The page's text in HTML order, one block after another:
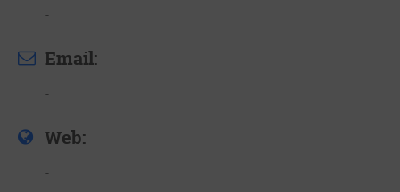
-
Email:
-
Web:
-